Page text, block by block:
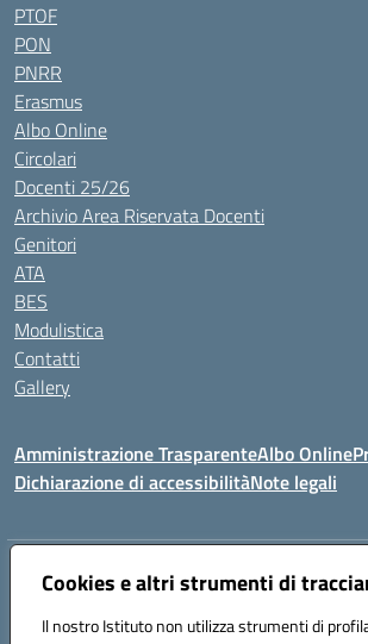
Cookies e altri strumenti di
Il nostro Istituto non utilizza strumenti di
PTOF
PON
PNRR
Erasmus
Albo Online
Circolari
Docenti 25/26
Archivio Area Riservata Docenti
Genitori
ATA
BES
Modulistica
Contatti
Gallery
Amministrazione TrasparenteAlbo Online
Dichiarazione di accessibilitàNote legali
Indirizzo:Via Coniugi Crigna – Cap. 89861 – Tropea
Posta elettronica certificata (PEC):